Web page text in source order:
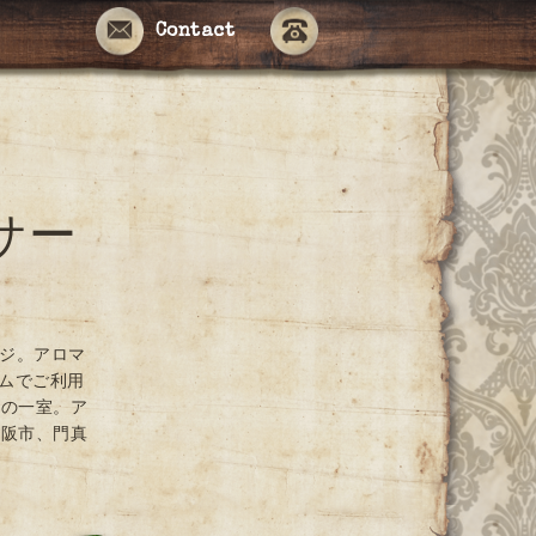
Contact
ー
。アロマ
でご利用
一室。ア
市、門真